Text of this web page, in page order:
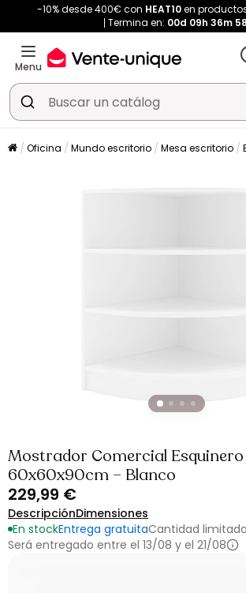
-10% desde 400€ con HEAT10en
Termina en: 00d 09h 36m
Menu
Oficina Mundo escritorio Mesa escritorio
Mostrador Comercial
60x60x90cm – Blanco
229,99 €
DescripciónDimensiones
En stockEntrega gratuitaCantidad limitada
Será entregado entre el 13/08 y el 21/08